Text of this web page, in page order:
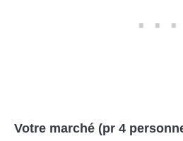
Votre marché (pr 4